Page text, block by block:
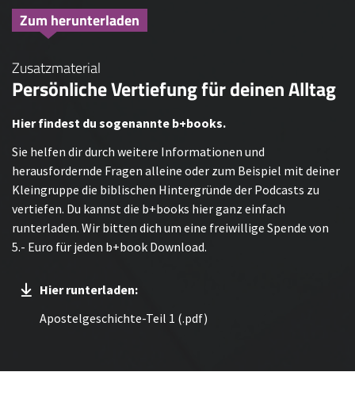
Zum herunterladen
Zusatzmaterial
Persönliche Vertiefung für deinen Alltag
Hier findest du sogenannte b+books.
Sie helfen dir durch weitere Informationen und
herausfordernde Fragen alleine oder zum Beispiel mit deiner
Kleingruppe die biblischen Hintergründe der Podcasts zu
vertiefen. Du kannst die b+books hier ganz einfach
runterladen. Wir bitten dich um eine freiwillige Spende von
5.- Euro für jeden b+book Download.
Hier runterladen:
Apostelgeschichte-Teil 1 (.pdf)